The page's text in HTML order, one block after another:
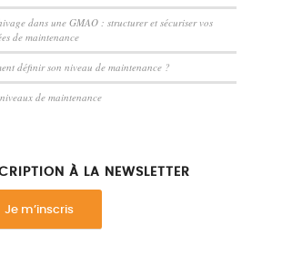
dans une GMAO : structurer et sécuriser vos
de maintenance
définir son niveau de maintenance ?
de maintenance
À LA NEWSLETTER
Je m’inscris